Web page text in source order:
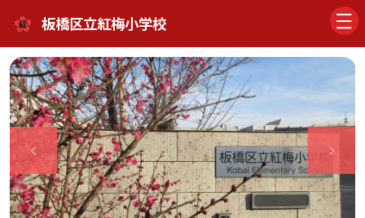
板橋区立紅梅小学校